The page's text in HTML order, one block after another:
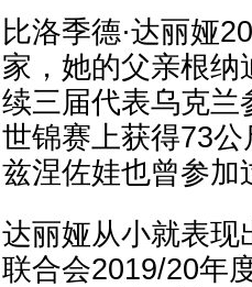
比洛季德·达丽娅
家，她的父亲根纳
续三届代表乌克兰
世锦赛上获得73
兹涅佐娃也曾参加
达丽娅从小就表现
联合会2019/20年